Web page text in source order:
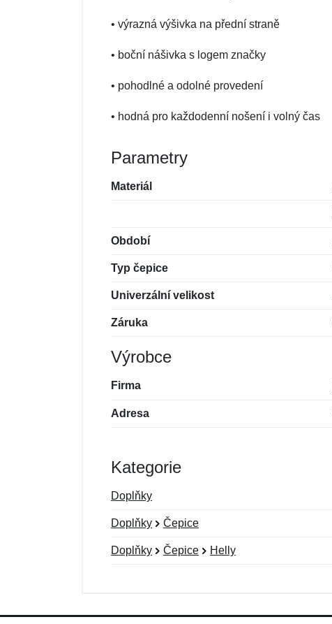
• výrazná výšivka na přední straně
• boční nášivka s logem značky
• pohodlné a odolné provedení
• hodná pro každodenní nošení i volný čas
Parametry
Materiál
Období
Typ čepice
Univerzální velikost
Záruka
Výrobce
Firma
Adresa
Kategorie
Doplňky
Doplňky Čepice
Doplňky Čepice Helly